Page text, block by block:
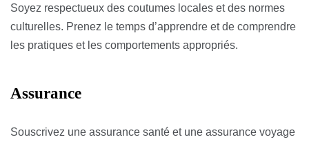
Soyez respectueux des coutumes locales et des normes
culturelles. Prenez le temps d’apprendre et de comprendre
les pratiques et les comportements appropriés.
Assurance
Souscrivez une assurance santé et une assurance voyage